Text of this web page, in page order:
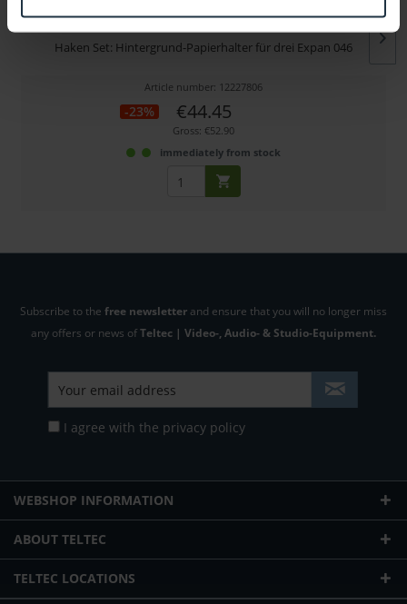
Haken Set: Hintergrund-Papierhalter für drei Expan 046
Article number: 12227806
-23% €44.45
Gross: €52.90
immediately from stock
Subscribe to the free newsletter and ensure that you will no longer miss
any offers or news ofTeltec | Video-, Audio- & Studio-Equipment.
I agree with the privacy policy
WEBSHOP INFORMATION
ABOUT TELTEC
TELTEC LOCATIONS